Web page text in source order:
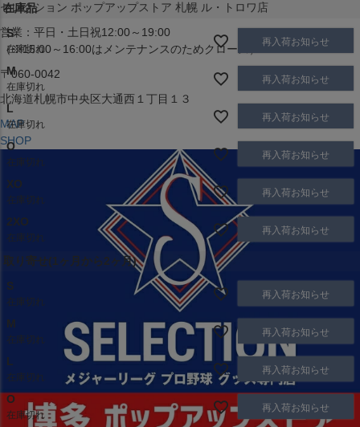
セレクション ポップアップストア 札幌 ル・トロワ店
営業：平日・土日祝12:00～19:00
（※15:00～16:00はメンテナンスのためクローズ）
〒060-0042
北海道札幌市中央区大通西１丁目１３
MAP
SHOP
在庫品
S
在庫切れ
再入荷お知らせ
M
在庫切れ
再入荷お知らせ
L
在庫切れ
再入荷お知らせ
O
在庫切れ
再入荷お知らせ
XO
在庫切れ
再入荷お知らせ
2XO
在庫切れ
再入荷お知らせ
取り寄せ(1ヶ月から2ヶ月)
S
在庫切れ
再入荷お知らせ
M
在庫切れ
再入荷お知らせ
L
在庫切れ
再入荷お知らせ
O
在庫切れ
再入荷お知らせ